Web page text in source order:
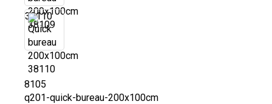
38110
8105
q201-quick-bureau-200x100cm